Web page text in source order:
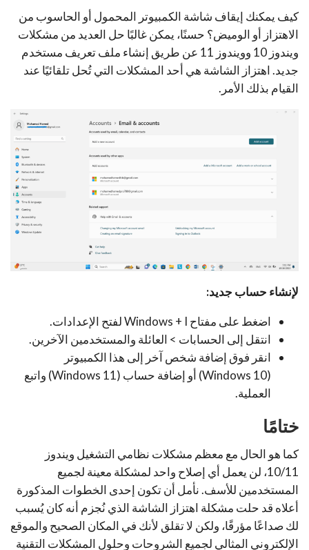
كيف يمكنك إيقاف شاشة الكمبيوتر المحمول أو الحاسوب من
الاهتزاز أو الوميض؟ حسنًا، يمكن غالبًا حل العديد من مشكلات
ويندوز 10 وويندوز 11 عن طريق إنشاء ملف تعريف مستخدم
جديد. اهتزاز الشاشة هي أحد المشكلات التي تُحل تلقائيًا عند
القيام بذلك الأمر.
لإنشاء حساب جديد:
اضغط على مفتاح Windows + I لفتح الإعدادات.
انتقل إلى الحسابات > العائلة والمستخدمين الآخرين.
انقر فوق إضافة شخص آخر إلى هذا الكمبيوتر
(Windows 10) أو إضافة حساب (Windows 11) واتبع
العملية.
ختامًا
كما هو الحال مع معظم مشكلات نظامي التشغيل ويندوز
10/11، لن يعمل أي إصلاح واحد لمشكلة معينة لجميع
المستخدمين للأسف. نأمل أن تكون إحدى الخطوات المذكورة
أعلاه قد حلت مشكلة اهتزاز الشاشة الذي نُجزم أنه كان يُسبب
لك صداعًا مؤرقًا، ولكن لا تقلق لأنك في المكان الصحيح والموقع
الإلكتروني المثالي لجميع الشروحات وحلول المشكلات التقنية